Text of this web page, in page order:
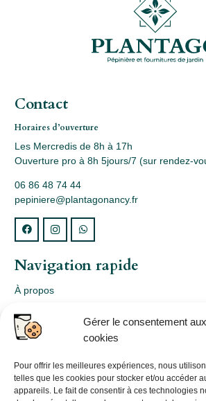
Gérer le consentement aux
cookies
Pour offrir les meilleures expériences, nous
telles que les cookies pour stocker et/ou accéder
appareils. Le fait de consentir à ces technologies
Contact
Horaires d’ouverture
Les Mercredis de 8h à 17h
Ouverture pro à 8h 5jours/7 (sur rendez-
06 86 48 74 44
pepiniere@plantagonancy.fr
Navigation rapide
À propos
Webshop
Nos produits
Conception
Consultation
Contact